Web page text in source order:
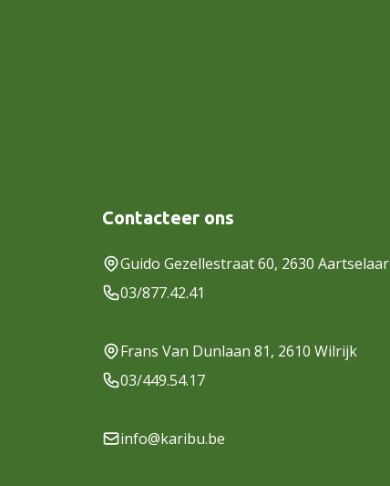
Contacteer ons
Guido Gezellestraat 60, 2630 Aartselaar
03/877.42.41
Frans Van Dunlaan 81, 2610 Wilrijk
03/449.54.17
info@karibu.be